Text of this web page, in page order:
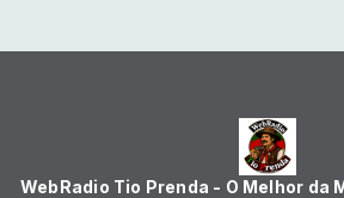
WebRadio Tio Prenda - O Melhor da